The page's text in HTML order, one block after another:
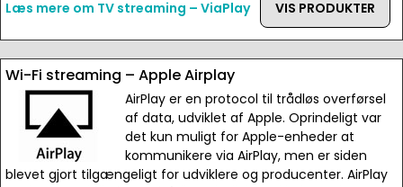
Læs mere om TV streaming – ViaPlay
VIS PRODUKTER
Wi-Fi streaming – Apple Airplay
AirPlay er en protocol til trådløs overførsel
af data, udviklet af Apple. Oprindeligt var
det kun muligt for Apple-enheder at
kommunikere via AirPlay, men er siden
blevet gjort tilgængeligt for udviklere og producenter. AirPlay